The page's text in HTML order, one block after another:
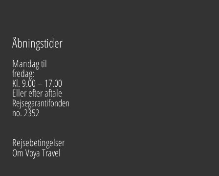
Åbningstider
Mandag til
fredag:
Kl. 9.00 – 17.00
Eller efter aftale
Rejsegarantifonden
no. 2352
Rejsebetingelser
Om Voya Travel